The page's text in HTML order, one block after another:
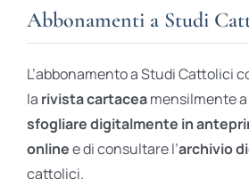
Ares Gold
Ares Digital
Ares Gift Card
Abbonamenti a Studi
L’abbonamento a Studi Cattolici
la rivista cartaceamensilmente a
sfogliare digitalmente in
onlinee di consultare l’archivio
cattolici.